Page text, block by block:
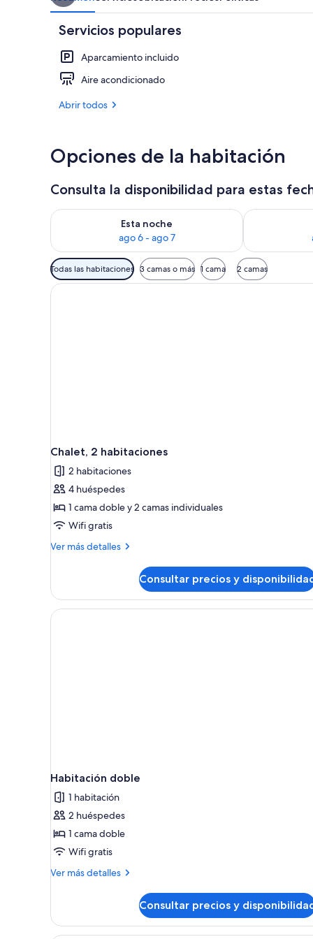
Servicios populares
Aparcamiento incluido
Aire acondicionado
Abrir todos
Opciones de la habitación
Consulta la disponibilidad para estas
Esta noche
ago 6 - ago 7
Consulta la disponibilidad para esta noche, ago 6 -
Consulta la
Filtros
disponibles
para
Todas las habitaciones 3 camas o más 1 cama 2 camas
Chalet, 2 habitaciones
2 habitaciones
4 huéspedes
1 cama doble y 2 camas individuales
Wifi gratis
Ver más detalles
Más
2
habitaciones
Consultar precios y
Habitación doble
1 habitación
2 huéspedes
1 cama doble
Wifi gratis
Ver más detalles
Más
doble
Consultar precios y